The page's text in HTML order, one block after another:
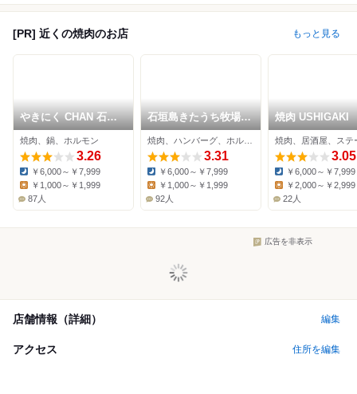
[PR] 近くの焼肉のお店 もっと見る
やきにく CHAN 石垣
島
焼肉、鍋、ホルモン
3.26
Dinner:
￥6,000～￥7,999
Lunch:
￥1,000～￥1,999
87人
石垣島きたうち牧場
真栄里店
3.31
Dinner:
￥6,000～￥7,999
Lunch:
￥1,000～￥1,999
92人
焼肉 USHIGAKI
焼肉、居酒屋、ステ
3.05
Dinner:
￥6,000～￥7,999
Lunch:
￥2,000～￥2,999
22人
広告を非表示
店舗情報（詳細） 編集
アクセス 住所を編集